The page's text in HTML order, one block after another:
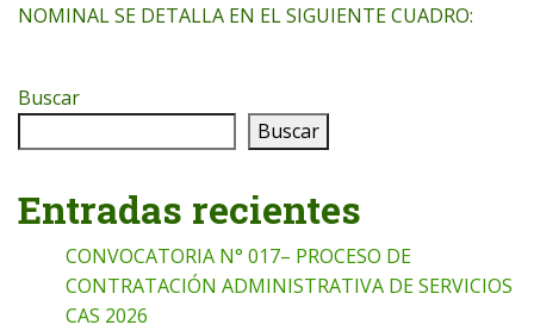
NOMINAL SE DETALLA EN EL SIGUIENTE CUADRO:
Buscar
Buscar
Entradas recientes
CONVOCATORIA N° 017– PROCESO DE
CONTRATACIÓN ADMINISTRATIVA DE SERVICIOS
CAS 2026